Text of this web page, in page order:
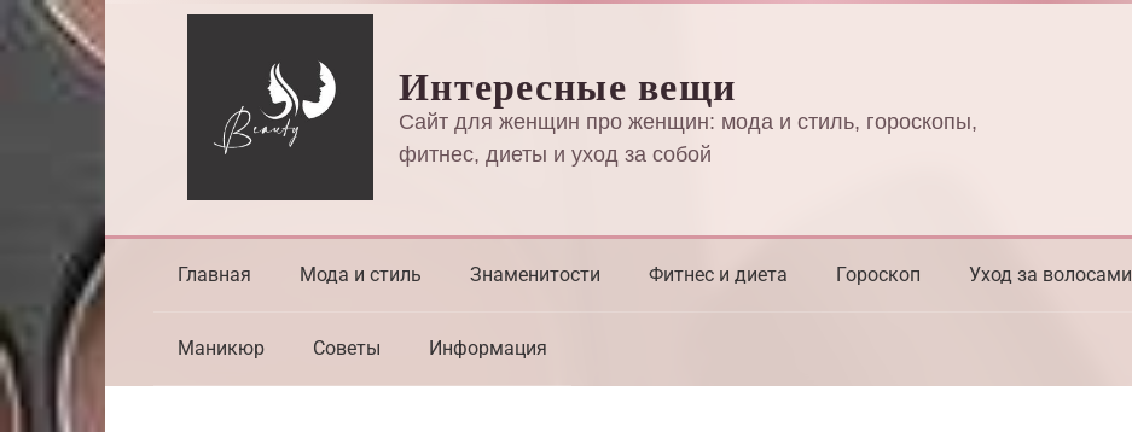
Перейти
к
контенту
Интересные вещи
Сайт для женщин про женщин: мода и стиль, гороскопы,
фитнес, диеты и уход за собой
Главная Мода и стиль Знаменитости Фитнес и диета Гороскоп Уход за волосами
Маникюр Советы Информация